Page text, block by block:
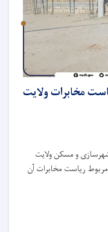
مخابرات ولایت
و مسکن ولایت
ریاست مخابرات آن